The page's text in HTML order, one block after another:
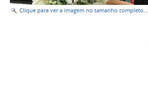
Clique para ver a imagem no tamanho completo…